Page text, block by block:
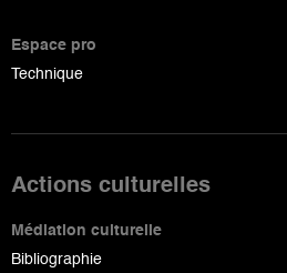
Espace pro
Technique
Actions culturelles
Médiation culturelle
Bibliographie